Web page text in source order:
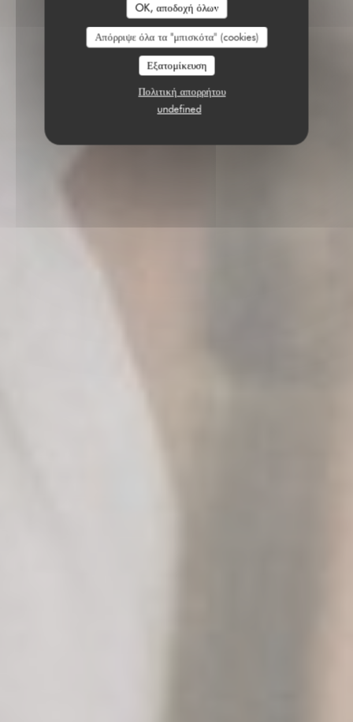
OK, αποδοχή όλων
Απόρριψε όλα τα "μπισκότα" (cookies)
Εξατομίκευση
Πολιτική απορρήτου
undefined